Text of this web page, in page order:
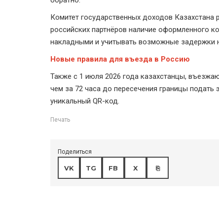
Комитет государственных доходов
российских партнёров наличие оформленного
накладными и учитывать возможные задержки
Новые правила для въезда в Россию
Также с 1 июля 2026 года казахстанцы,
чем за 72 часа до пересечения границы подать
уникальный QR-код.
Печать
Поделиться
VK TG FB X ⎘